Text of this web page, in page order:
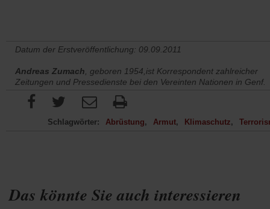
Das könnte Sie auch interessieren
Datum der Erstveröffentlichung: 09.09.2011
Andreas Zumach , geboren 1954, ist Korrespondent zahlreicher
Zeitungen und Pressedienste bei den Vereinten Nationen in Genf.
Schlagwörter: Abrüstung Armut Klimaschutz